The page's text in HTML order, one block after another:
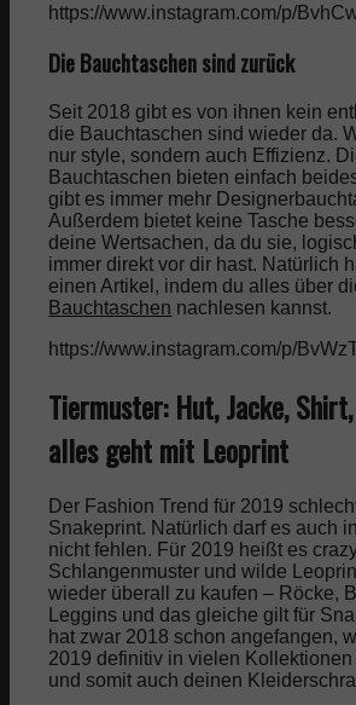
https://www.instagram.com/p/
Die Bauchtaschen sind zurück
Seit 2018 gibt es von ihnen kein
die Bauchtaschen sind wieder da.
nur style, sondern auch Effizienz.
Bauchtaschen bieten einfach
gibt es immer mehr
Außerdem bietet keine Tasche
deine Wertsachen, da du sie,
immer direkt vor dir hast. Natürlich
einen Artikel, indem du alles über
Bauchtaschen nachlesen kannst.
https://www.instagram.com/p/
Tiermuster: Hut, Jacke,
alles geht mit Leoprint
Der Fashion Trend für 2019
Snakeprint. Natürlich darf es auch
nicht fehlen. Für 2019 heißt es
Schlangenmuster und wilde
wieder überall zu kaufen – Röcke,
Leggins und das gleiche gilt für
hat zwar 2018 schon angefangen,
2019 definitiv in vielen Kollektionen
und somit auch deinen